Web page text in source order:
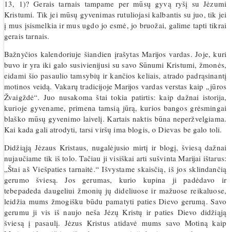
13, 1)? Gerais tarnais tampame per mūsų gyvą ryšį su Jėzumi
Kristumi. Tik jei mūsų gyvenimas rutuliojasi kalbantis su juo, tik jei
į mus įsismelkia ir mus ugdo jo esmė, jo bruožai, galime tapti tikrai
gerais tarnais.
Bažnyčios kalendoriuje šiandien įrašytas Marijos vardas. Joje, kuri
buvo ir yra iki galo susivienijusi su savo Sūnumi Kristumi, žmonės,
eidami šio pasaulio tamsybių ir kančios keliais, atrado padrąsinantį
motinos veidą. Vakarų tradicijoje Marijos vardas verstas kaip „jūros
Žvaigždė“. Juo nusakoma štai tokia patirtis: kaip dažnai istorija,
kurioje gyvename, primena tamsią jūrą, kurios bangos grėsmingai
blaško mūsų gyvenimo laivelį. Kartais naktis būna neperžvelgiama.
Kai kada gali atrodyti, tarsi viršų ima blogis, o Dievas be galo toli.
Didžiąją Jėzaus Kristaus, nugalėjusio mirtį ir blogį, šviesą dažnai
nujaučiame tik iš tolo. Tačiau ji visiškai arti sušvinta Marijai ištarus:
„Štai aš Viešpaties tarnaitė.“ Išvystame skaisčią, iš jos sklindančią
gerumo šviesą. Jos gerumas, kurio kupina ji padėdavo ir
tebepadeda daugeliui žmonių jų dideliuose ir mažuose reikaluose,
leidžia mums žmogišku būdu pamatyti paties Dievo gerumą. Savo
gerumu ji vis iš naujo neša Jėzų Kristų ir paties Dievo didžiąją
šviesą į pasaulį. Jėzus Kristus atidavė mums savo Motiną kaip